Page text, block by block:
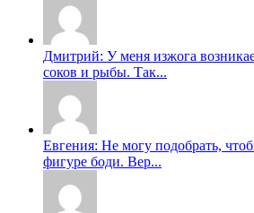
Дмитрий: У меня изжога
соков и рыбы. Так...
Евгения: Не могу подобрать,
фигуре боди. Вер...